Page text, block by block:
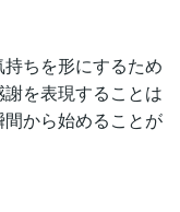
ちを形にするため
を表現することは
から始めることが